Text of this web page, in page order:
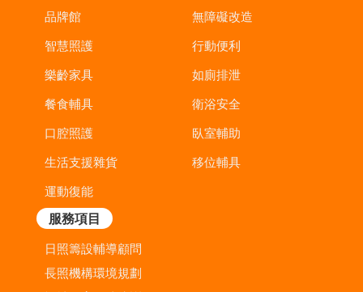
品牌館 無障礙改造
智慧照護 行動便利
樂齡家具 如廁排泄
餐食輔具 衛浴安全
口腔照護 臥室輔助
生活支援雜貨 移位輔具
運動復能
服務項目
日照籌設輔導顧問
長照機構環境規劃